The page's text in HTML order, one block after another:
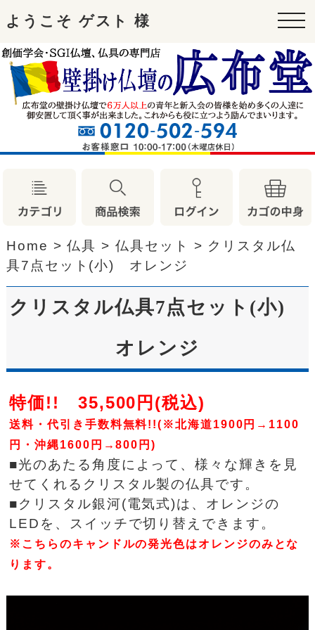
ようこそ ゲスト 様
Home >仏具 >仏具セット > クリスタル仏
具7点セット(小) オレンジ
クリスタル仏具7点セット(小)
オレンジ
特価!! 35,500円(税込)
送料・代引き手数料無料!!(※北海道1900円→1100
円・沖縄1600円→800円)
■光のあたる角度によって、様々な輝きを見
せてくれるクリスタル製の仏具です。
■クリスタル銀河(電気式)は、オレンジの
LEDを、スイッチで切り替えできます。
※こちらのキャンドルの発光色はオレンジのみとな
ります。